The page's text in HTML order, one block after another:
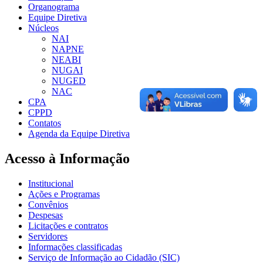
Organograma
Equipe Diretiva
Núcleos
NAI
NAPNE
NEABI
NUGAI
NUGED
NAC
CPA
CPPD
Contatos
Agenda da Equipe Diretiva
Acesso à Informação
Institucional
Ações e Programas
Convênios
Despesas
Licitações e contratos
Servidores
Informações classificadas
Serviço de Informação ao Cidadão (SIC)